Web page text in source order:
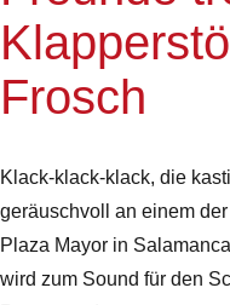
Frosch
Klack-klack-klack, die
geräuschvoll an einem
Plaza Mayor in
wird zum Sound für den